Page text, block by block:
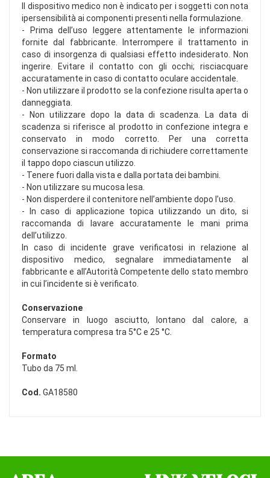
Il dispositivo medico non è indicato per i soggetti con nota
ipersensibilità ai componenti presenti nella formulazione.
- Prima dell’uso leggere attentamente le informazioni
fornite dal fabbricante. Interrompere il trattamento in
caso di insorgenza di qualsiasi effetto indesiderato. Non
ingerire. Evitare il contatto con gli occhi; risciacquare
accuratamente in caso di contatto oculare accidentale.
- Non utilizzare il prodotto se la confezione risulta aperta o
danneggiata.
- Non utilizzare dopo la data di scadenza. La data di
scadenza si riferisce al prodotto in confezione integra e
conservato in modo corretto. Per una corretta
conservazione si raccomanda di richiudere correttamente
il tappo dopo ciascun utilizzo.
- Tenere fuori dalla vista e dalla portata dei bambini.
- Non utilizzare su mucosa lesa.
- Non disperdere il contenitore nell’ambiente dopo l’uso.
- In caso di applicazione topica utilizzando un dito, si
raccomanda di lavare accuratamente le mani prima
dell’utilizzo.
In caso di incidente grave verificatosi in relazione al
dispositivo medico, segnalare immediatamente al
fabbricante e all’Autorità Competente dello stato membro
in cui l’incidente si è verificato.
Conservazione
Conservare in luogo asciutto, lontano dal calore, a
temperatura compresa tra 5°C e 25 °C.
Formato
Tubo da 75 ml.
Cod. GA18580